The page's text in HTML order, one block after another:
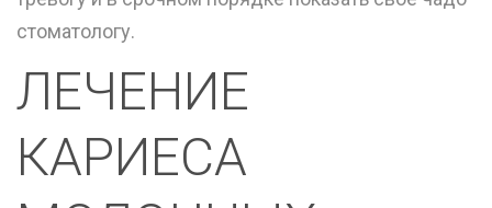
стоматологу.
ЛЕЧЕНИЕ
КАРИЕСА